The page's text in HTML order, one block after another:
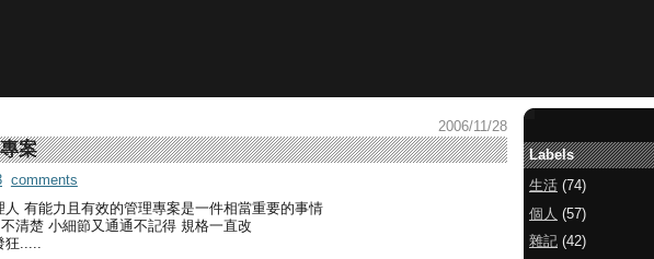
2006/11/28
案
comments
有能力且有效的管理專案是一件相當重要的事情
清楚 小細節又通通不記得 規格一直改
狂.....
Labels
生活 (74)
個人 (57)
雜記 (42)